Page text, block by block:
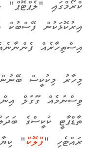
ކްރޯމްގައި "ލެޕްޓޮޕް"
އިރުކޮޅަކުން ފޭސްބުކް
އިސްތިހާރެއް
މިހާރު މިކުކީސް
ވިސްނުމެއް ގޫގުލް
ތާޑްޕާޓީ ކުކީސްގެ
ރައްޓެހި "ފްލޮކް"